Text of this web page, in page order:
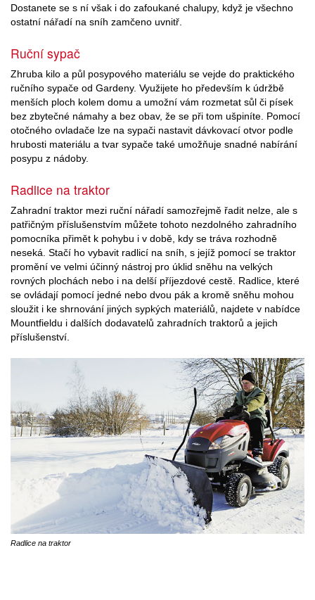
Dostanete se s ní však i do zafoukané chalupy, když je všechno
ostatní nářadí na sníh zamčeno uvnitř.
Ruční sypač
Zhruba kilo a půl posypového materiálu se vejde do praktického
ručního sypače od Gardeny. Využijete ho především k údržbě
menších ploch kolem domu a umožní vám rozmetat sůl či písek
bez zbytečné námahy a bez obav, že se při tom ušpiníte. Pomocí
otočného ovladače lze na sypači nastavit dávkovací otvor podle
hrubosti materiálu a tvar sypače také umožňuje snadné nabírání
posypu z nádoby.
Radlice na traktor
Zahradní traktor mezi ruční nářadí samozřejmě řadit nelze, ale s
patřičným příslušenstvím můžete tohoto nezdolného zahradního
pomocníka přimět k pohybu i v době, kdy se tráva rozhodně
neseká. Stačí ho vybavit radlicí na sníh, s jejíž pomocí se traktor
promění ve velmi účinný nástroj pro úklid sněhu na velkých
rovných plochách nebo i na delší příjezdové cestě. Radlice, které
se ovládají pomocí jedné nebo dvou pák a kromě sněhu mohou
sloužit i ke shrnování jiných sypkých materiálů, najdete v nabídce
Mountfieldu i dalších dodavatelů zahradních traktorů a jejich
příslušenství.
Radlice na traktor